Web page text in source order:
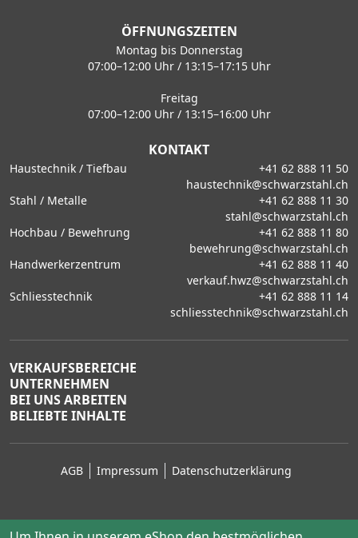
ÖFFNUNGSZEITEN
Montag bis Donnerstag
07:00–12:00 Uhr / 13:15–17:15 Uhr
Freitag
07:00–12:00 Uhr / 13:15–16:00 Uhr
KONTAKT
Haustechnik / Tiefbau
+41 62 888 11 50
haustechnik@schwarzstahl.ch
Stahl / Metalle
+41 62 888 11 30
stahl@schwarzstahl.ch
Hochbau / Bewehrung
+41 62 888 11 80
bewehrung@schwarzstahl.ch
Handwerkerzentrum
+41 62 888 11 40
verkauf.hwz@schwarzstahl.ch
Schliesstechnik
+41 62 888 11 14
schliesstechnik@schwarzstahl.ch
VERKAUFSBEREICHE
UNTERNEHMEN
BEI UNS ARBEITEN
BELIEBTE INHALTE
AGB Impressum Datenschutzerklärung